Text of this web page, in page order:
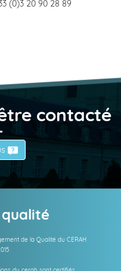
(0)3 20 90 28 89
contacté
de la Qualité du CERAH